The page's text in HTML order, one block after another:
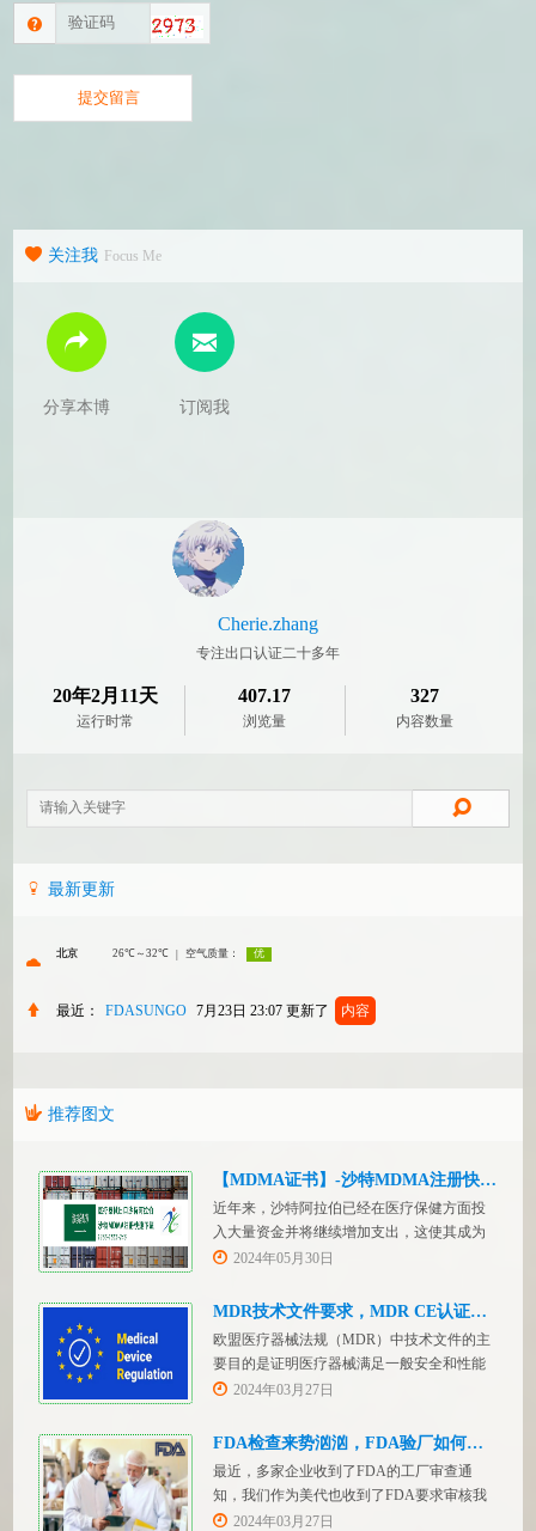
关注我 Focus Me
分享本博 订阅我
Cherie.zhang
专注出口认证二十多年
20年2月11天
运行时常
407.17
浏览量
327
内容数量
最新更新
最近： FDASUNGO 7月23日 23:07 更新了 内容
推荐图文
【MDMA证书】-沙特MDMA注册快速下证
近年来，沙特阿拉伯已经在医疗保健方面投
入大量资金并将继续增加支出，这使其成为
医疗设备制造商感兴趣的市场。然而，想要
管要求，即他们必须在沙特阿拉伯获得其设
务，FDASUNGO全球合规业务版图再添新模
块。F
2024年05月30日
MDR技术文件要求，MDR CE认证办理
欧盟医疗器械法规（MDR）中技术文件的主
要目的是证明医疗器械满足一般安全和性能
要求。无论类别如何，所有医疗设备都必须
有关技术文件的要求。MDR技术文档结构：
2024年03月27日
FDA检查来势汹汹，FDA验厂如何应对？
最近，多家企业收到了FDA的工厂审查通
知，我们作为美代也收到了FDA要求审核我
们客户验厂的通知邮件。起因是2023年12
2024年03月27日